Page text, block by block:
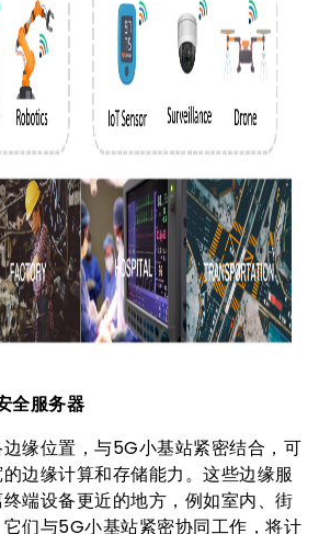
全服务器
缘位置，与5G小基站紧密结合，可
边缘计算和存储能力。这些边缘服
端设备更近的地方，例如室内、街
们与5G小基站紧密协同工作，将计